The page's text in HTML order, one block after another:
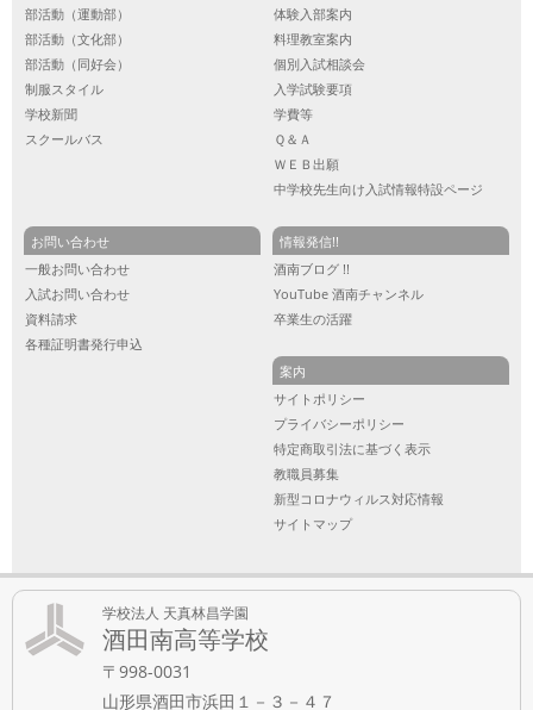
部活動（運動部）
部活動（文化部）
部活動（同好会）
制服スタイル
学校新聞
スクールバス
体験入部案内
料理教室案内
個別入試相談会
入学試験要項
学費等
Ｑ＆Ａ
ＷＥＢ出願
中学校先生向け入試情報特設ページ
お問い合わせ
一般お問い合わせ
入試お問い合わせ
資料請求
各種証明書発行申込
情報発信!!
酒南ブログ !!
YouTube 酒南チャンネル
卒業生の活躍
案内
サイトポリシー
プライバシーポリシー
特定商取引法に基づく表示
教職員募集
新型コロナウィルス対応情報
サイトマップ
学校法人 天真林昌学園
酒田南高等学校
〒998-0031
山形県酒田市浜田１－３－４７